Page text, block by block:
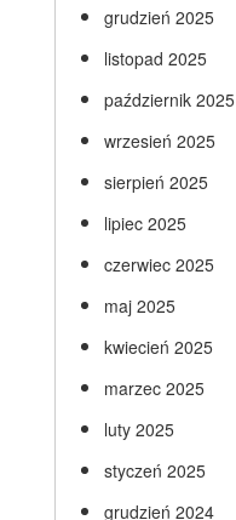
grudzień 2025
listopad 2025
październik 2025
wrzesień 2025
sierpień 2025
lipiec 2025
czerwiec 2025
maj 2025
kwiecień 2025
marzec 2025
luty 2025
styczeń 2025
grudzień 2024